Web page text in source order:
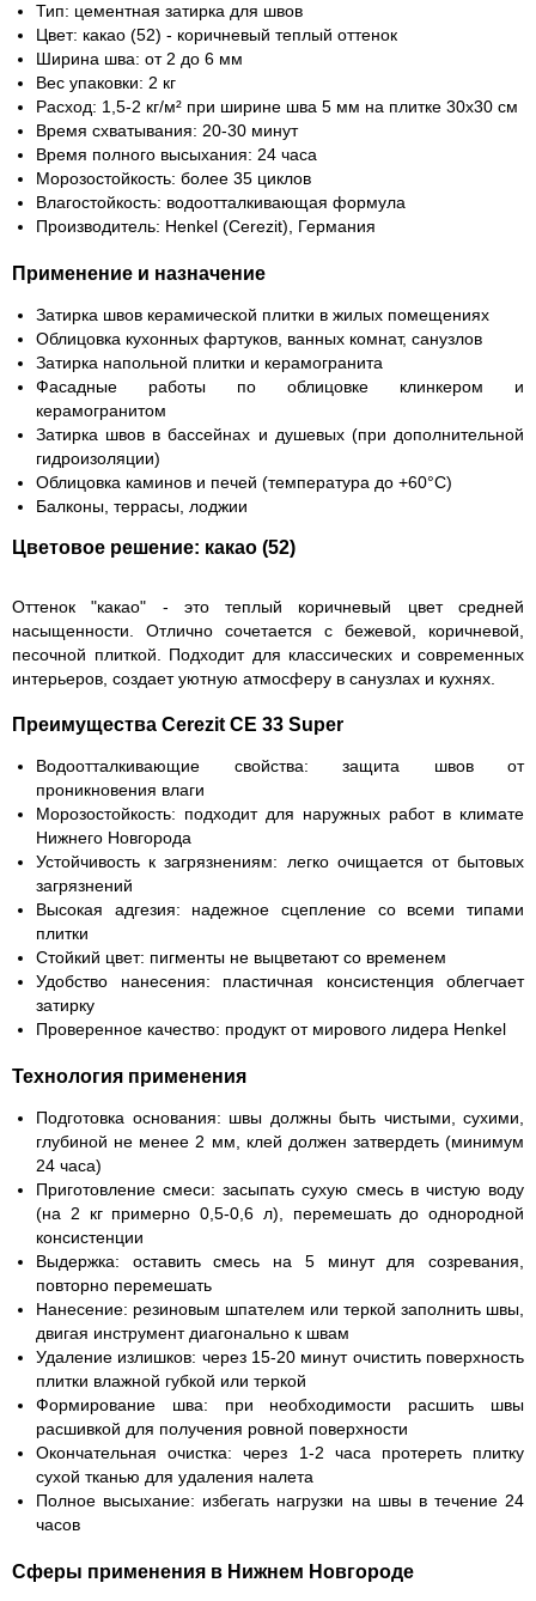
Тип: цементная затирка для швов
Цвет: какао (52) - коричневый теплый оттенок
Ширина шва: от 2 до 6 мм
Вес упаковки: 2 кг
Расход: 1,5-2 кг/м² при ширине шва 5 мм на плитке 30x30 см
Время схватывания: 20-30 минут
Время полного высыхания: 24 часа
Морозостойкость: более 35 циклов
Влагостойкость: водоотталкивающая формула
Производитель: Henkel (Cerezit), Германия
Применение и назначение
Затирка швов керамической плитки в жилых помещениях
Облицовка кухонных фартуков, ванных комнат, санузлов
Затирка напольной плитки и керамогранита
Фасадные работы по облицовке клинкером и
керамогранитом
Затирка швов в бассейнах и душевых (при дополнительной
гидроизоляции)
Облицовка каминов и печей (температура до +60°C)
Балконы, террасы, лоджии
Цветовое решение: какао (52)
Оттенок "какао" - это теплый коричневый цвет средней
насыщенности. Отлично сочетается с бежевой, коричневой,
песочной плиткой. Подходит для классических и современных
интерьеров, создает уютную атмосферу в санузлах и кухнях.
Преимущества Cerezit CE 33 Super
Водоотталкивающие свойства: защита швов от
проникновения влаги
Морозостойкость: подходит для наружных работ в климате
Нижнего Новгорода
Устойчивость к загрязнениям: легко очищается от бытовых
загрязнений
Высокая адгезия: надежное сцепление со всеми типами
плитки
Стойкий цвет: пигменты не выцветают со временем
Удобство нанесения: пластичная консистенция облегчает
затирку
Проверенное качество: продукт от мирового лидера Henkel
Технология применения
Подготовка основания: швы должны быть чистыми, сухими,
глубиной не менее 2 мм, клей должен затвердеть (минимум
24 часа)
Приготовление смеси: засыпать сухую смесь в чистую воду
(на 2 кг примерно 0,5-0,6 л), перемешать до однородной
консистенции
Выдержка: оставить смесь на 5 минут для созревания,
повторно перемешать
Нанесение: резиновым шпателем или теркой заполнить швы,
двигая инструмент диагонально к швам
Удаление излишков: через 15-20 минут очистить поверхность
плитки влажной губкой или теркой
Формирование шва: при необходимости расшить швы
расшивкой для получения ровной поверхности
Окончательная очистка: через 1-2 часа протереть плитку
сухой тканью для удаления налета
Полное высыхание: избегать нагрузки на швы в течение 24
часов
Сферы применения в Нижнем Новгороде